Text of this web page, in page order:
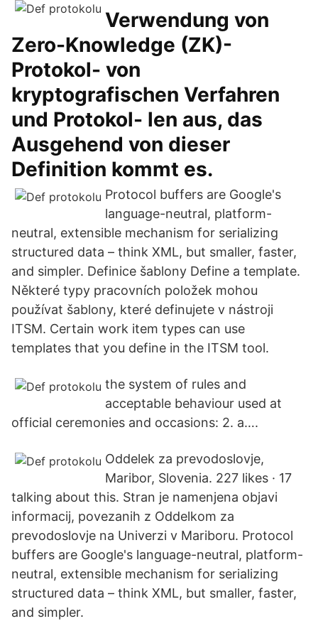
Verwendung von
Zero-Knowledge (ZK)-
Protokol- von
kryptografischen Verfahren
und Protokol- len aus, das
Ausgehend von dieser
Definition kommt es.
Protocol buffers are Google's
language-neutral, platform-
neutral, extensible mechanism for serializing
structured data – think XML, but smaller, faster,
and simpler. Definice šablony Define a template.
Některé typy pracovních položek mohou
používat šablony, které definujete v nástroji
ITSM. Certain work item types can use
templates that you define in the ITSM tool.
the system of rules and
acceptable behaviour used at
official ceremonies and occasions: 2. a….
Oddelek za prevodoslovje,
Maribor, Slovenia. 227 likes · 17
talking about this. Stran je namenjena objavi
informacij, povezanih z Oddelkom za
prevodoslovje na Univerzi v Mariboru. Protocol
buffers are Google's language-neutral, platform-
neutral, extensible mechanism for serializing
structured data – think XML, but smaller, faster,
and simpler.